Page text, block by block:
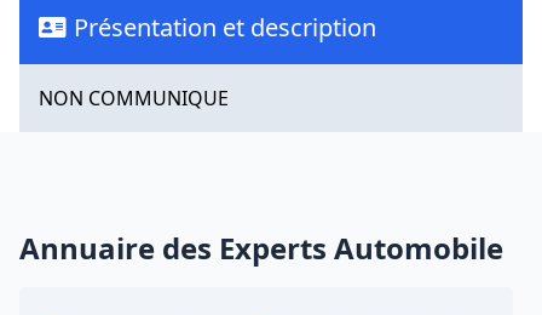
Présentation et description
NON COMMUNIQUE
Annuaire des Experts Automobile